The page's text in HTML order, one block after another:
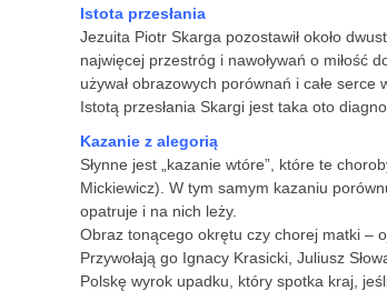
Istota przesłania
Jezuita Piotr Skarga pozostawił około
najwięcej przestróg i nawoływań o miłość
używał obrazowych porównań i całe serce
Istotą przesłania Skargi jest taka oto
Kazanie z alegorią
Słynne jest „kazanie wtóre”, które te
Mickiewicz). W tym samym kazaniu
opatruje i na nich leży.
Obraz tonącego okrętu czy chorej matki –
Przywołają go Ignacy Krasicki, Juliusz
Polskę wyrok upadku, który spotka kraj,